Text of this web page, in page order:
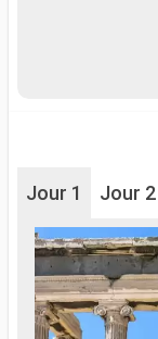
Jour 1 Jour 2